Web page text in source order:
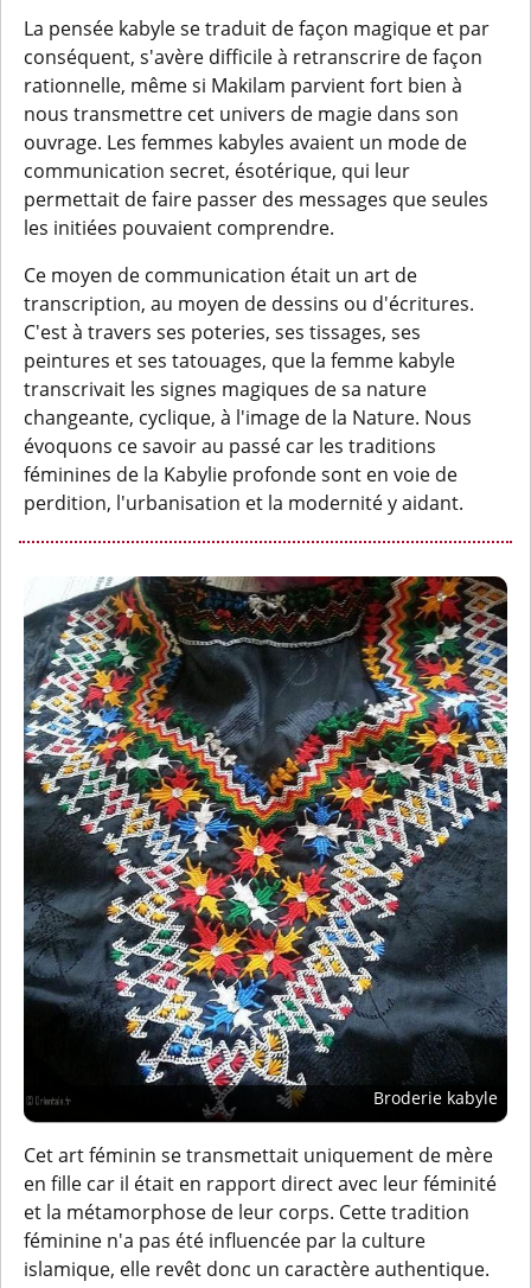
La pensée kabyle se traduit de façon magique et par
conséquent, s'avère difficile à retranscrire de façon
rationnelle, même si Makilam parvient fort bien à
nous transmettre cet univers de magie dans son
ouvrage. Les femmes kabyles avaient un mode de
communication secret, ésotérique, qui leur
permettait de faire passer des messages que seules
les initiées pouvaient comprendre.
Ce moyen de communication était un art de
transcription, au moyen de dessins ou d'écritures.
C'est à travers ses poteries, ses tissages, ses
peintures et ses tatouages, que la femme kabyle
transcrivait les signes magiques de sa nature
changeante, cyclique, à l'image de la Nature. Nous
évoquons ce savoir au passé car les traditions
féminines de la Kabylie profonde sont en voie de
perdition, l'urbanisation et la modernité y aidant.
Broderie kabyle
Cet art féminin se transmettait uniquement de mère
en fille car il était en rapport direct avec leur féminité
et la métamorphose de leur corps. Cette tradition
féminine n'a pas été influencée par la culture
islamique, elle revêt donc un caractère authentique.